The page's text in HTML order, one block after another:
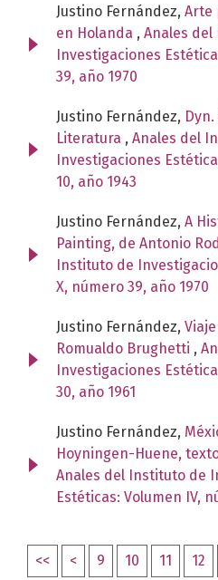
Justino Fernández, Arte
en Holanda , Anales
Investigaciones
39, año 1970
Justino Fernández,
Literatura , Anales del
Investigaciones
10, año 1943
Justino Fernández, A
Painting, de Antonio
Instituto de
X, número 39, año 1970
Justino Fernández,
Romualdo Brughetti ,
Investigaciones
30, año 1961
Justino Fernández,
Hoyningen-Huene,
Anales del Instituto de
Estéticas: Volumen IV,
<< < 9 10 11 12